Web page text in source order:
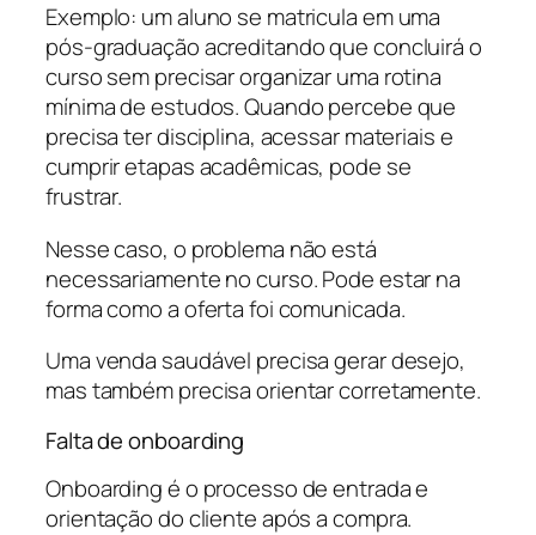
Exemplo: um aluno se matricula em uma
pós-graduação acreditando que concluirá o
curso sem precisar organizar uma rotina
mínima de estudos. Quando percebe que
precisa ter disciplina, acessar materiais e
cumprir etapas acadêmicas, pode se
frustrar.
Nesse caso, o problema não está
necessariamente no curso. Pode estar na
forma como a oferta foi comunicada.
Uma venda saudável precisa gerar desejo,
mas também precisa orientar corretamente.
Falta de onboarding
Onboarding é o processo de entrada e
orientação do cliente após a compra.